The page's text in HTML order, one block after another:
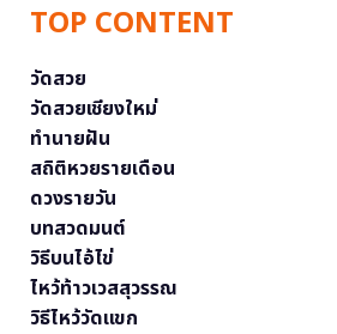
TOP CONTENT
วัดสวย
วัดสวยเชียงใหม่
ทำนายฝัน
สถิติหวยรายเดือน
ดวงรายวัน
บทสวดมนต์
วิธีบนไอ้ไข่
ไหว้ท้าวเวสสุวรรณ
วิธีไหว้วัดแขก